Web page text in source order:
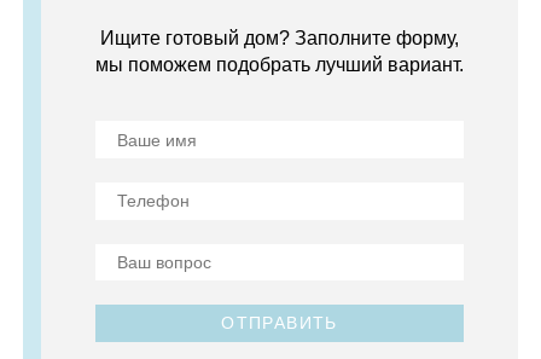
Ищите готовый дом? Заполните форму,
мы поможем подобрать лучший вариант.
ОТПРАВИТЬ